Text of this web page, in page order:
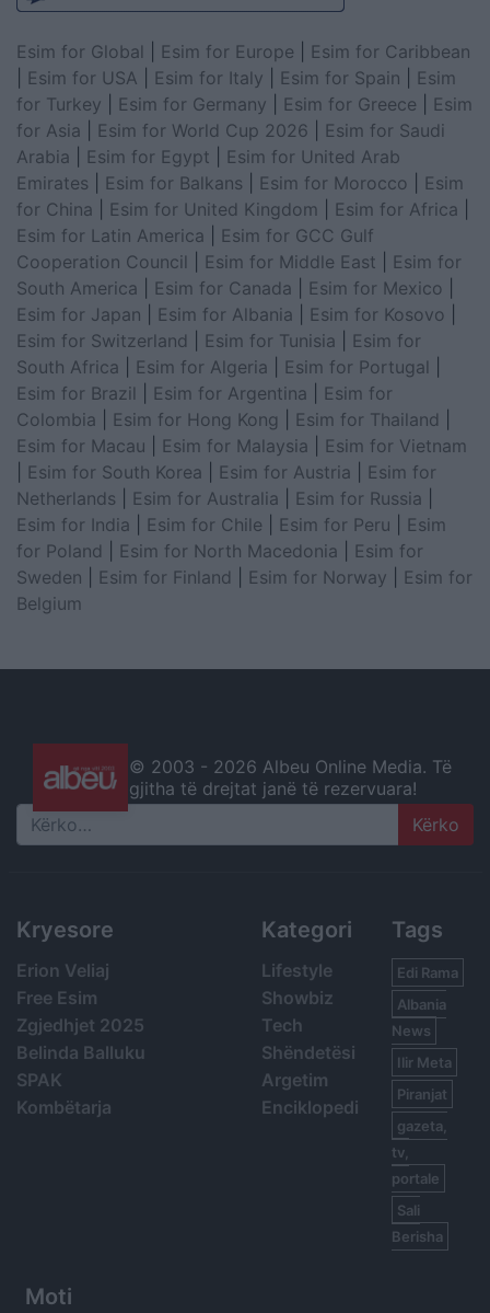
Esim for Global Esim for Europe
Esim for Caribbean
Esim for USA Esim for Italy Esim for Spain
Esim
for Turkey
Esim for Germany Esim for Greece
Esim
for Asia
Esim for World Cup 2026
Esim for Saudi
Arabia
Esim for Egypt
Esim for United Arab
Emirates
Esim for Balkans Esim for Morocco
Esim
for China
Esim for United Kingdom Esim for Africa
Esim for Latin America
Esim for GCC Gulf
Cooperation Council
Esim for Middle East
Esim for
South America
Esim for Canada Esim for Mexico
Esim for Japan
Esim for Albania Esim for Kosovo
Esim for Switzerland
Esim for Tunisia
Esim for
South Africa
Esim for Algeria Esim for Portugal
Esim for Brazil
Esim for Argentina
Esim for
Colombia
Esim for Hong Kong Esim for Thailand
Esim for Macau
Esim for Malaysia
Esim for Vietnam
Esim for South Korea Esim for Austria
Esim for
Netherlands
Esim for Australia Esim for Russia
Esim for India
Esim for Chile Esim for Peru
Esim
for Poland
Esim for North Macedonia
Esim for
Sweden
Esim for Finland Esim for Norway
Esim for
Belgium
© 2003 - 2026 Albeu Online Media. Të
gjitha të drejtat janë të rezervuara!
Search
Kryesore
Erion Veliaj
Free Esim
Zgjedhjet 2025
Belinda Balluku
SPAK
Kombëtarja
Kategori
Lifestyle
Showbiz
Tech
Shëndetësi
Argetim
Enciklopedi
Tags
Edi Rama
Albania
News
Ilir Meta
Piranjat
gazeta,
tv,
portale
Sali
Berisha
Moti